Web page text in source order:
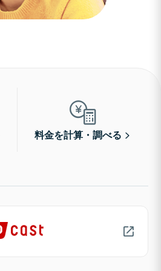
料金を計算・調べる